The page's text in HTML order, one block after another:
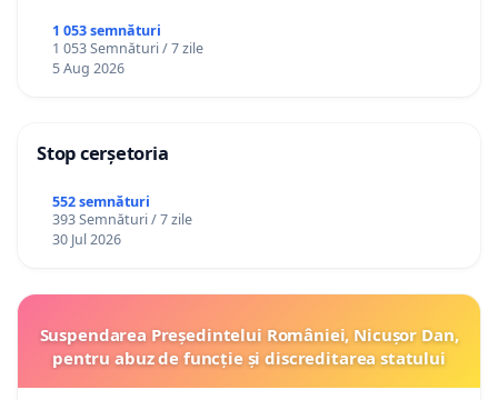
1 053 semnături
1 053 Semnături / 7 zile
5 Aug 2026
Stop cerșetoria
552 semnături
393 Semnături / 7 zile
30 Jul 2026
Suspendarea Președintelui României, Nicușor Dan,
pentru abuz de funcție și discreditarea statului